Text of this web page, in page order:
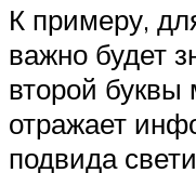
К примеру,
важно будет
второй буквы
отражает
подвида